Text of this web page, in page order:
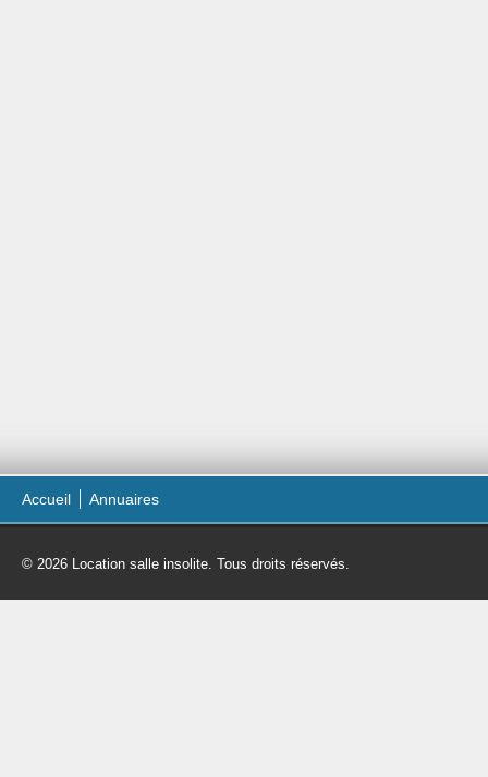
Accueil Annuaires
© 2026 Location salle insolite. Tous droits réservés.